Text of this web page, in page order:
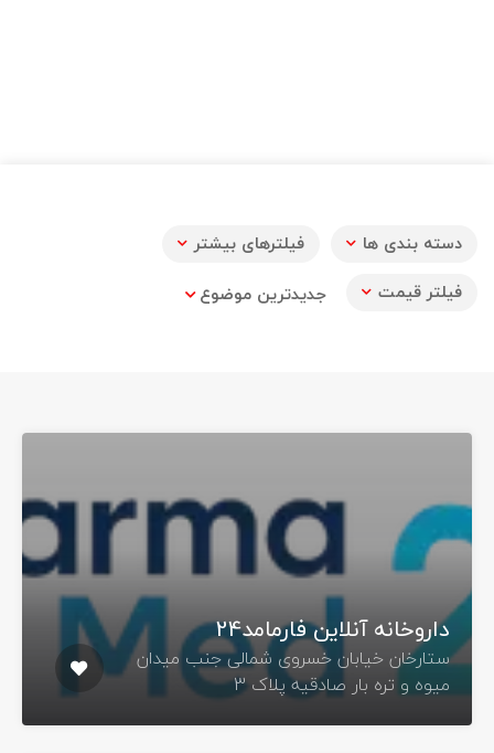
دسته بندی ها
فیلترهای بیشتر
فیلتر قیمت
جدیدترین موضوع
داروخانه آنلاین فارمامد24
ستارخان خیابان خسروی شمالی جنب میدان
میوه و تره بار صادقیه پلاک 3